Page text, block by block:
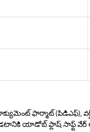
ఫార్మాట్ (పి‌డి‌ఎఫ్),
యాడోబ్ ఫ్లాష్ సాఫ్ట్ వేర్